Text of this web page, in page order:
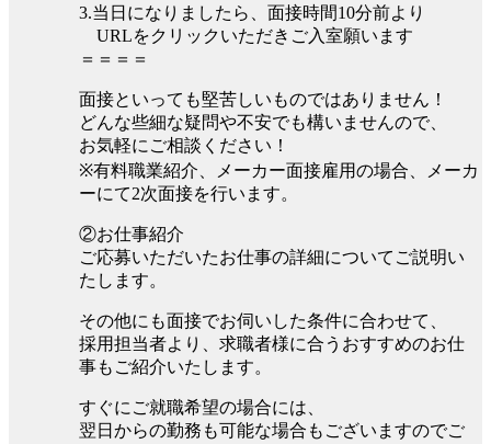
3.当日になりましたら、面接時間10分前より
URLをクリックいただきご入室願います
＝＝＝＝
面接といっても堅苦しいものではありません！
どんな些細な疑問や不安でも構いませんので、
お気軽にご相談ください！
※有料職業紹介、メーカー面接雇用の場合、メーカ
ーにて2次面接を行います。
②お仕事紹介
ご応募いただいたお仕事の詳細についてご説明い
たします。
その他にも面接でお伺いした条件に合わせて、
採用担当者より、求職者様に合うおすすめのお仕
事もご紹介いたします。
すぐにご就職希望の場合には、
翌日からの勤務も可能な場合もございますのでご